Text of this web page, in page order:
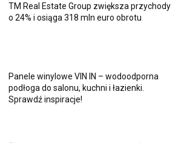
TM Real Estate Group zwiększa przychody
o 24% i osiąga 318 mln euro obrotu
Panele winylowe VIN IN – wodoodporna
podłoga do salonu, kuchni i łazienki.
Sprawdź inspiracje!